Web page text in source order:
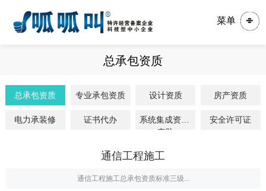
菜单
总承包资质
总承包资质 专业承包资质 设计资质 房产资质
电力承装修 证书代办
系统集成资质/
安防
安全许可证
通信工程施工
通信工程施工总承包资质标准三级...